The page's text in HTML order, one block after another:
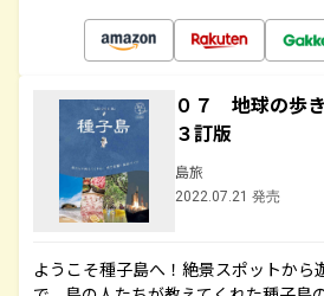
０７ 地球の
３訂版
島旅
2022.07.21 発売
ようこそ種子島へ！絶景スポットから